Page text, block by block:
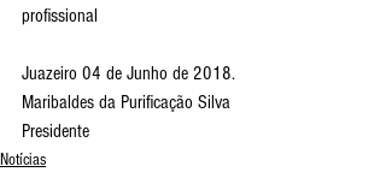
profissional
Juazeiro 04 de Junho de 2018.
Maribaldes da Purificação Silva
Presidente
Notícias